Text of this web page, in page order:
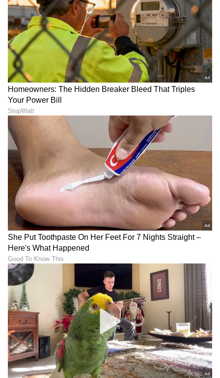
ABOUT THE AUTHOR
RH Roopa Hegde
Roopa Hegde ಮೂಲತಃ ಉತ್ತರ ಕನ್ನಡದ ಯಲ್ಲಾಪುರದವಳು.
ಪತ್ರಿಕೋದ್ಯಮದಲ್ಲಿ ಸ್ನಾತಕೋತ್ತರ ಪದವಿ ಪಡೆದಿದ್ದು, ಕಸ್ತೂರಿ,
ಸಮಯ ಹಾಗೂ ಸುವರ್ಣ ವಾಹಿನಿಯಲ್ಲಿ ಕೆಲಸ ಮಾಡಿದ್ದೇನೆ. ಈಗ
ಏಷ್ಯಾನೆಟ್ ಕನ್ನಡದಲ್ಲಿ ಫ್ರೀಲಾನ್ಸರ್ ಆಗಿ ಕೆಲಸ ಮಾಡುತ್ತಿದ್ದೇನೆ.
ಟ್ರೆಂಡಿಂಗ್ ನ್ಯೂಸಲ್ಲಿ ಹೆಚ್ಚು ಆಸಕ್ತಿ ಇದ್ದು, ಸಿನಿಮಾ, ಬ್ಯುಸಿನೆಸ್,
ಆರೋಗ್ಯ, ಕ್ರೈಂ, ಕ್ರೀಡೆ ಸೇರಿ ಎಲ್ಲ ಕ್ಷೇತ್ರದ ಸುದ್ದಿ ಬರೆಯುತ್ತೇನೆ.
ಮಳೆ
ಆರೋಗ್ಯ, ಸೌಂದರ್ಯ, ಫಿಟ್‌ನೆಸ್,ಕಿಚನ್ ಟಿಪ್ಸ್‌,
ಸಂಬಂಧ,ಫ್ಯಾಷನ್,ರೆಸಿಪಿಅಪ್ಡೇಟ್‌ಗಳಿಗಾಗಿ
ಏಷ್ಯಾನೆಟ್ ಸುವರ್ಣ ನ್ಯೂಸ್‌ ಫಾಲೋ ಮಾಡಿ.
ಸಂಪೂರ್ಣ ಮಾಹಿತಿ ಒಂದೇ ಕ್ಲಿಕ್‌ನಲ್ಲಿ ಲಭ್ಯ. ಏಷ್ಯಾನೆಟ್
ಸುವರ್ಣ ನ್ಯೂಸ್ ಅಧಿಕೃತ ಆ್ಯಪ್ ಡೌನ್‌ಲೋಡ್ ಮಾಡಿ
ಹಾಗು ಎಲ್ಲಾ ಅಪ್‌ಡೇಟ್ ಗಳನ್ನು ಪಡೆಯಿರಿ.